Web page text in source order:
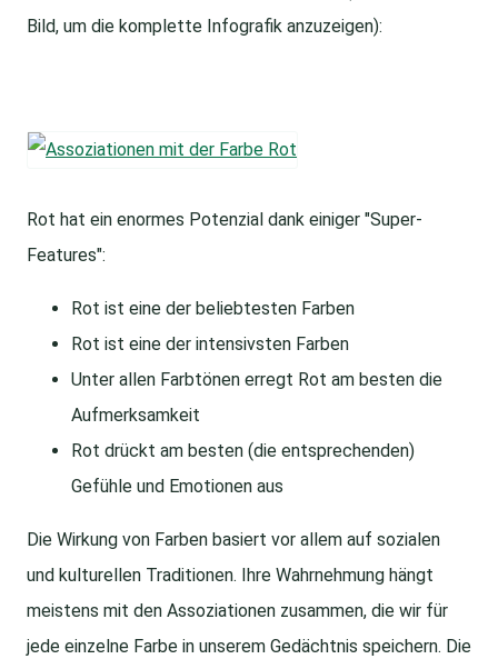
Bild, um die komplette Infografik anzuzeigen):
Rot hat ein enormes Potenzial dank einiger "Super-
Features":
Rot ist eine der beliebtesten Farben
Rot ist eine der intensivsten Farben
Unter allen Farbtönen erregt Rot am besten die
Aufmerksamkeit
Rot drückt am besten (die entsprechenden)
Gefühle und Emotionen aus
Die Wirkung von Farben basiert vor allem auf sozialen
und kulturellen Traditionen. Ihre Wahrnehmung hängt
meistens mit den Assoziationen zusammen, die wir für
jede einzelne Farbe in unserem Gedächtnis speichern. Die